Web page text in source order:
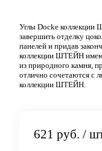
Углы Docke коллекции
завершить отделку
панелей и придав
коллекции ШТЕЙН
из природного камня,
отлично сочетаются с
коллекции ШТЕЙН.
621 руб. /